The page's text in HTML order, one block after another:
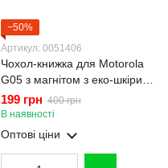
−50%
Артикул: 0051406
Чохол-книжка для Motorola
G05 з магнітом з еко-шкіри з
підставкою бордова
199 грн 400 грн
В наявності
Оптові ціни